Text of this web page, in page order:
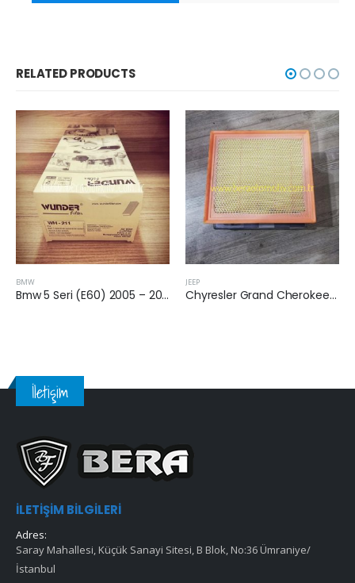
RELATED PRODUCTS
BMW
Bmw 5 Seri (E60) 2005 – 2010 Arası 5.20 Dizel Hava Filtresi
JEEP
Chyresler Grand Cherokee 2010 Sonrası 3.6 Benzinli Hava Filtresi
İletişim
İLETIŞIM BILGILERI
Adres:
Saray Mahallesi, Küçük Sanayi Sitesi, B Blok, No:36 Ümraniye/
İstanbul